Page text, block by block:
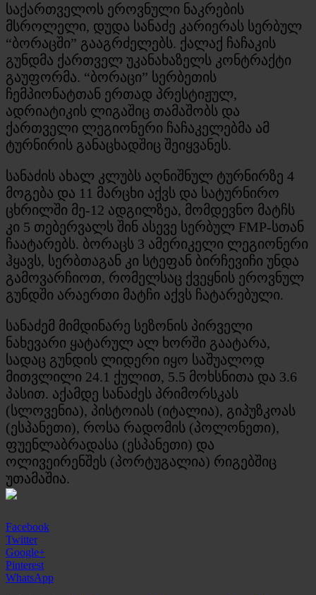
საქართველოს ეროვნული ნაკრების
მსროლელი, დუდა სანაძე კარიერას სერბულ
“ბორაცში” გააგრძელებს. ქალაქ ჩაჩაკის
გუნდმა ქართველ უკანახაზელს კონტრაქტი
გაუფორმა. “ბორაცი” სერბეთის
ჩემპიონატთან ერთად პრესტიჟულ,
ადრიატიკის ლიგაშიც თამაშობს და
ქართველი ლეგიონერი ჩაჩაკელებმა ამ
ტურნირის განაცხადშიც შეიყვანეს.
სანაძის ახალ კლუბს აღნიშნულ ტურნირზე 4
მოგება და 11 მარცხი აქვს და სატურნირო
ცხრილში მე-12 ადგილზეა, მომდევნო მატჩს
კი 5 თებერვალს შინ ასევე სერბულ FMP-სთან
ჩაატარებს. ბორაცს 3 ამერიკელი ლეგიონერი
ჰყავს, სერბთაგან კი სტეფან ბირჩევიჩი უნდა
გამოვარჩიოთ, რომელსაც ქვეყნის ეროვნულ
გუნდში არაერთი მატჩი აქვს ჩატარებული.
სანაძემ მიმდინარე სეზონის პირველი
ნახევარი ყატარულ ალ ხორში გაატარა,
სადაც გუნდის ლიდერი იყო საშუალოდ
მითვლილი 24.1 ქულით, 5.5 მოხსნითა და 3.6
პასით. აქამდე სანაძეს პრიმორსკას
(სლოვენია), პისტოიას (იტალია), გიპუზკოას
(ესპანეთი), როსა რადომის (პოლონეთი),
ფუენლაბრადასა (ესპანეთი) და
ოლივეირენშეს (პორტუგალია) რიგებშიც
უთამაშია.
Facebook
Twitter
Google+
Pinterest
WhatsApp